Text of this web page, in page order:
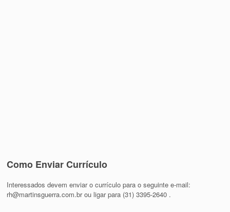
Como Enviar Currículo
Interessados devem enviar o currículo para o seguinte e-mail:
rh@martinsguerra.com.br ou ligar para (31) 3395-2640 .